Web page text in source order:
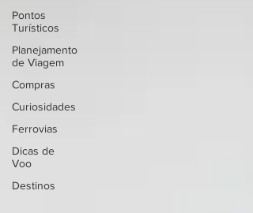
Pontos
Turísticos
Planejamento
de Viagem
Compras
Curiosidades
Ferrovias
Dicas de
Voo
Destinos